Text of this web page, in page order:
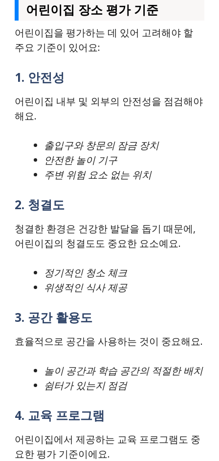
어린이집 장소 평가 기준
어린이집을 평가하는 데 있어 고려해야 할
주요 기준이 있어요:
1. 안전성
어린이집 내부 및 외부의 안전성을 점검해야
해요.
출입구와 창문의 잠금 장치
안전한 놀이 기구
주변 위험 요소 없는 위치
2. 청결도
청결한 환경은 건강한 발달을 돕기 때문에,
어린이집의 청결도도 중요한 요소예요.
정기적인 청소 체크
위생적인 식사 제공
3. 공간 활용도
효율적으로 공간을 사용하는 것이 중요해요.
놀이 공간과 학습 공간의 적절한 배치
쉼터가 있는지 점검
4. 교육 프로그램
어린이집에서 제공하는 교육 프로그램도 중
요한 평가 기준이에요.